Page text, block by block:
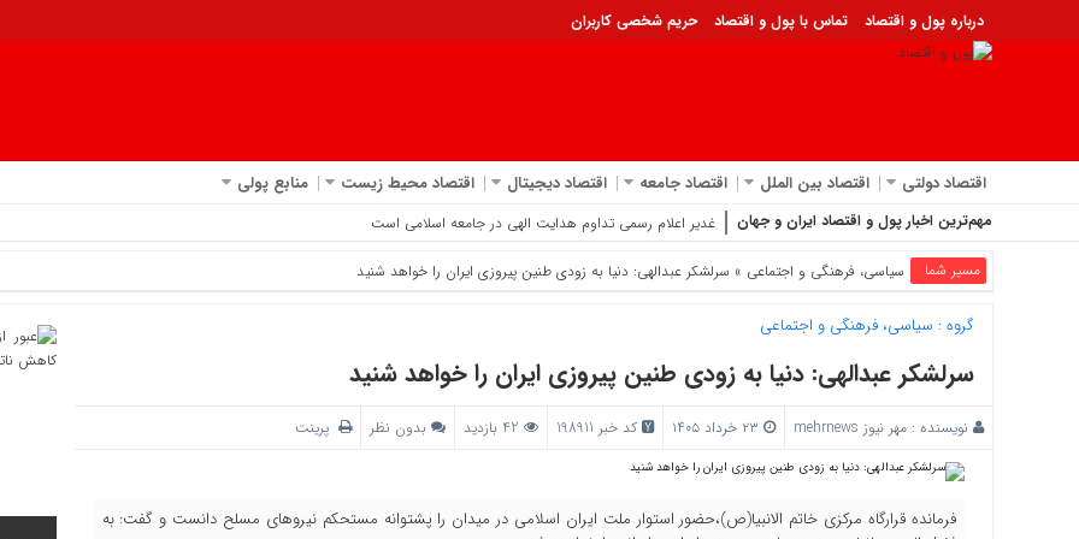
درباره پول و اقتصاد تماس با پول و اقتصاد حریم شخصی کاربران
اقتصاد دولتی اقتصاد بین الملل اقتصاد جامعه اقتصاد دیجیتال اقتصاد محیط زیست منابع پولی
مهم‌ترین اخبار پول و اقتصاد ایران و جهان اظهارنظر عمار حک
مسیر شما سیاسی، فرهنگی و اجتماعی » سرلشکر عبدالهی: دنیا به زودی طنین پیروزی ایران را خواهد شنید
گروه : سیاسی، فرهنگی و اجتماعی
سرلشکر عبدالهی: دنیا به زودی طنین پیروزی ایران را خواهد شنید
نویسنده : مهر نیوز mehrnews کد خبر 198911 بدون نظر پرینت
فرمانده قرارگاه مرکزی خاتم الانبیا(ص)،حضور استوار ملت ایران اسلامی در میدان را پشتوانه مستحکم نیروهای مسلح دانست و گفت: به